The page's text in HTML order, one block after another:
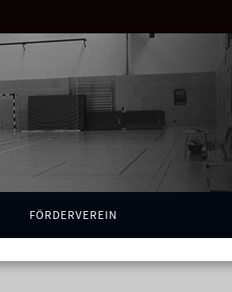
FÖRDERVEREIN